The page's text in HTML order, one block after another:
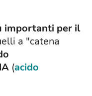
importanti per il
a "catena
(acido